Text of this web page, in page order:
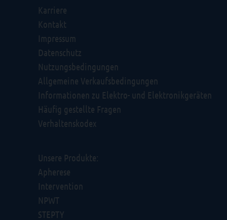
Karriere
Kontakt
Impressum
Datenschutz
Nutzungsbedingungen
Allgemeine Verkaufsbedingungen
Informationen zu Elektro- und Elektronikgeräten
Häufig gestellte Fragen
Verhaltenskodex
Unsere Produkte:
Apherese
Intervention
NPWT
STEPTY